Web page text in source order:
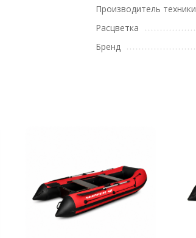
Производитель техники
Расцветка
Бренд